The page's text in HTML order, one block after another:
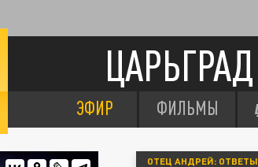
ЦАРЬГРАД
ЭФИР ФИЛЬМЫ
ОТЕЦ АНДРЕЙ: ОТВЕТЫ